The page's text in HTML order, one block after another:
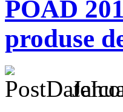
POAD
produse